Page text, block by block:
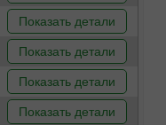
Показать детали
Показать детали
Показать детали
Показать детали